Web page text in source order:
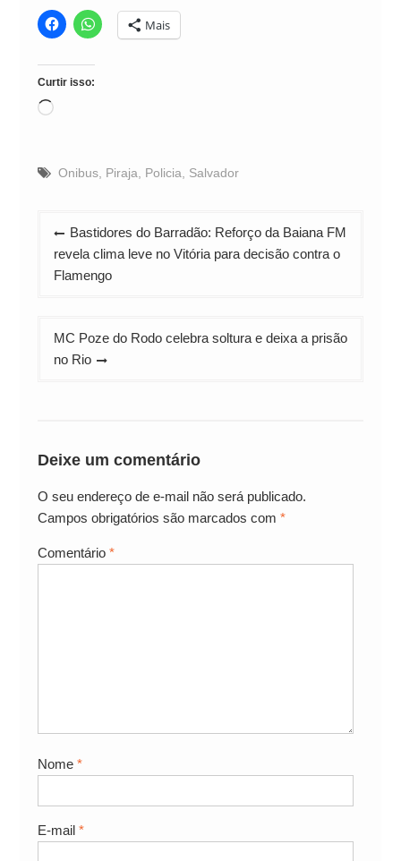
Mais
Curtir isso:
Carregando...
Onibus, Piraja Policia Salvador
Navegação
de
Post
Bastidores do Barradão: Reforço da Baiana FM
revela clima leve no Vitória para decisão contra o
Flamengo
MC Poze do Rodo celebra soltura e deixa a prisão
no Rio
Deixe um comentário
O seu endereço de e-mail não será publicado.
Campos obrigatórios são marcados com *
Comentário *
Nome *
E-mail *